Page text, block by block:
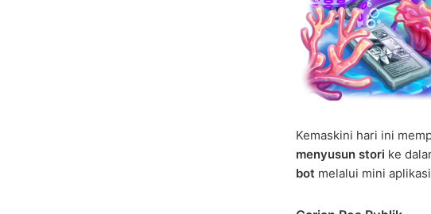
Kemaskini hari ini
menyusun stori ke
bot melalui mini